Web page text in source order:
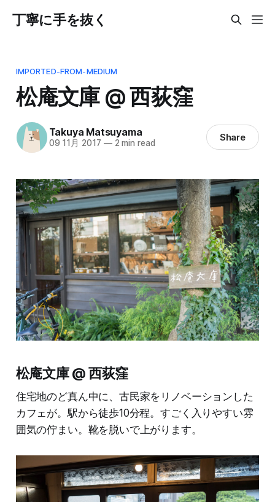
丁寧に手を抜く
IMPORTED-FROM-MEDIUM
松庵文庫 @ 西荻窪
Takuya Matsuyama
09 11月 2017 —2 min read Share
松庵文庫 @ 西荻窪
住宅地のど真ん中に、古民家をリノベーションした
カフェが。駅から徒歩10分程。すごく入りやすい雰
囲気の佇まい。靴を脱いで上がります。